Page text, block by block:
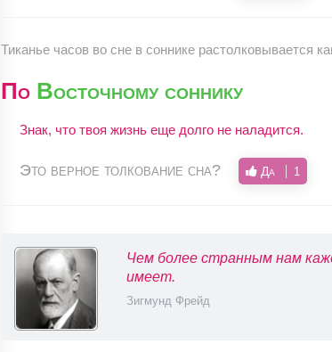
Тиканье часов во сне в соннике растолковывается
По Восточному соннику
Знак, что твоя жизнь еще долго не наладится.
Это верное толкование сна? Да 1
Чем более странным нам
имеет.
Зигмунд Фрейд